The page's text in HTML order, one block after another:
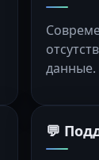
данные.
💬